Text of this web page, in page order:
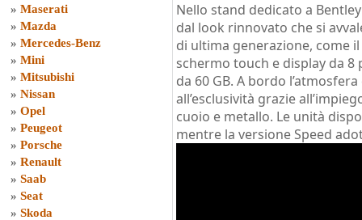
» Maserati
» Mazda
» Mercedes-Benz
» Mini
» Mitsubishi
» Nissan
» Opel
» Peugeot
» Porsche
» Renault
» Saab
» Seat
» Skoda
Nello stand dedicato a
dal look rinnovato che si
di ultima generazione, come
schermo touch e display da 8
da 60 GB. A bordo
all’esclusività grazie
cuoio e metallo. Le unità
mentre la versione Speed